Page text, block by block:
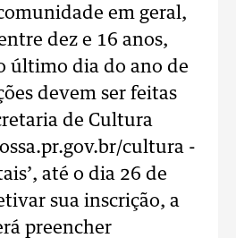
em geral,
dez e 16 anos,
último dia do ano de
devem ser feitas
de Cultura
cultura -
até o dia 26 de
sua inscrição, a
preencher